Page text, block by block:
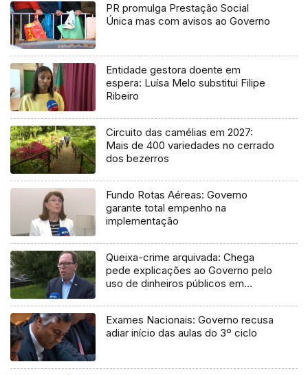
PR promulga Prestação Social
Única mas com avisos ao Governo
Entidade gestora doente em
espera: Luísa Melo substitui Filipe
Ribeiro
Circuito das camélias em 2027:
Mais de 400 variedades no cerrado
dos bezerros
Fundo Rotas Aéreas: Governo
garante total empenho na
implementação
Queixa-crime arquivada: Chega
pede explicações ao Governo pelo
uso de dinheiros públicos em
Exames Nacionais: Governo recusa
adiar início das aulas do 3º ciclo